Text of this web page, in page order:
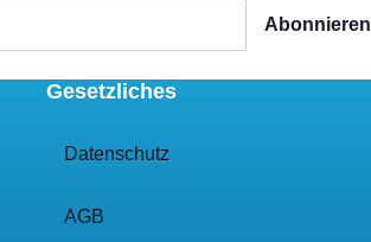
Abonnieren
Gesetzliches
Datenschutz
AGB